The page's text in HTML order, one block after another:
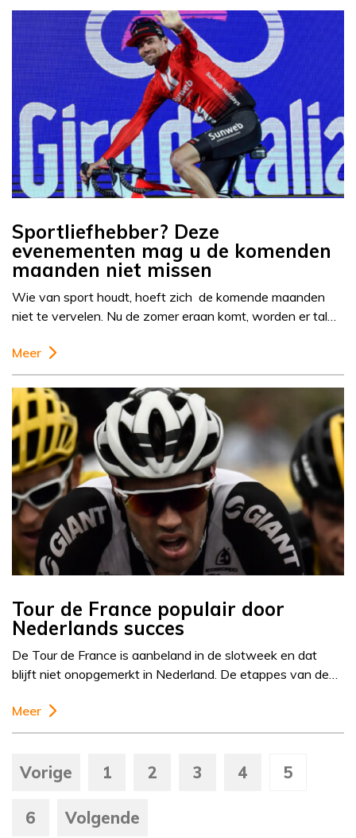
Sportliefhebber? Deze
evenementen mag u de komenden
maanden niet missen
Wie van sport houdt, hoeft zich de komende maanden
niet te vervelen. Nu de zomer eraan komt, worden er tal…
Meer
Tour de France populair door
Nederlands succes
De Tour de France is aanbeland in de slotweek en dat
blijft niet onopgemerkt in Nederland. De etappes van de…
Meer
Vorige 1 2 3 4 5
6 Volgende